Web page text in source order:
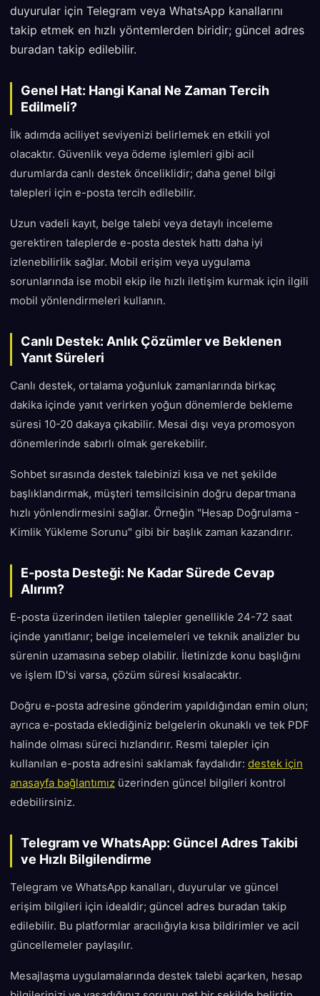
duyurular için Telegram veya WhatsApp kanallarını
takip etmek en hızlı yöntemlerden biridir; güncel adres
buradan takip edilebilir.
Genel Hat: Hangi Kanal Ne Zaman Tercih
Edilmeli?
İlk adımda aciliyet seviyenizi belirlemek en etkili yol
olacaktır. Güvenlik veya ödeme işlemleri gibi acil
durumlarda canlı destek önceliklidir; daha genel bilgi
talepleri için e-posta tercih edilebilir.
Uzun vadeli kayıt, belge talebi veya detaylı inceleme
gerektiren taleplerde e-posta destek hattı daha iyi
izlenebilirlik sağlar. Mobil erişim veya uygulama
sorunlarında ise mobil ekip ile hızlı iletişim kurmak için ilgili
mobil yönlendirmeleri kullanın.
Canlı Destek: Anlık Çözümler ve Beklenen
Yanıt Süreleri
Canlı destek, ortalama yoğunluk zamanlarında birkaç
dakika içinde yanıt verirken yoğun dönemlerde bekleme
süresi 10-20 dakaya çıkabilir. Mesai dışı veya promosyon
dönemlerinde sabırlı olmak gerekebilir.
Sohbet sırasında destek talebinizi kısa ve net şekilde
başlıklandırmak, müşteri temsilcisinin doğru departmana
hızlı yönlendirmesini sağlar. Örneğin "Hesap Doğrulama -
Kimlik Yükleme Sorunu" gibi bir başlık zaman kazandırır.
E-posta Desteği: Ne Kadar Sürede Cevap
Alırım?
E-posta üzerinden iletilen talepler genellikle 24-72 saat
içinde yanıtlanır; belge incelemeleri ve teknik analizler bu
sürenin uzamasına sebep olabilir. İletinizde konu başlığını
ve işlem ID'si varsa, çözüm süresi kısalacaktır.
Doğru e-posta adresine gönderim yapıldığından emin olun;
ayrıca e-postada eklediğiniz belgelerin okunaklı ve tek PDF
halinde olması süreci hızlandırır. Resmi talepler için
kullanılan e-posta adresini saklamak faydalıdır: destek için
anasayfa bağlantımız üzerinden güncel bilgileri kontrol
edebilirsiniz.
Telegram ve WhatsApp: Güncel Adres Takibi
ve Hızlı Bilgilendirme
Telegram ve WhatsApp kanalları, duyurular ve güncel
erişim bilgileri için idealdir; güncel adres buradan takip
edilebilir. Bu platformlar aracılığıyla kısa bildirimler ve acil
güncellemeler paylaşılır.
Mesajlaşma uygulamalarında destek talebi açarken, hesap